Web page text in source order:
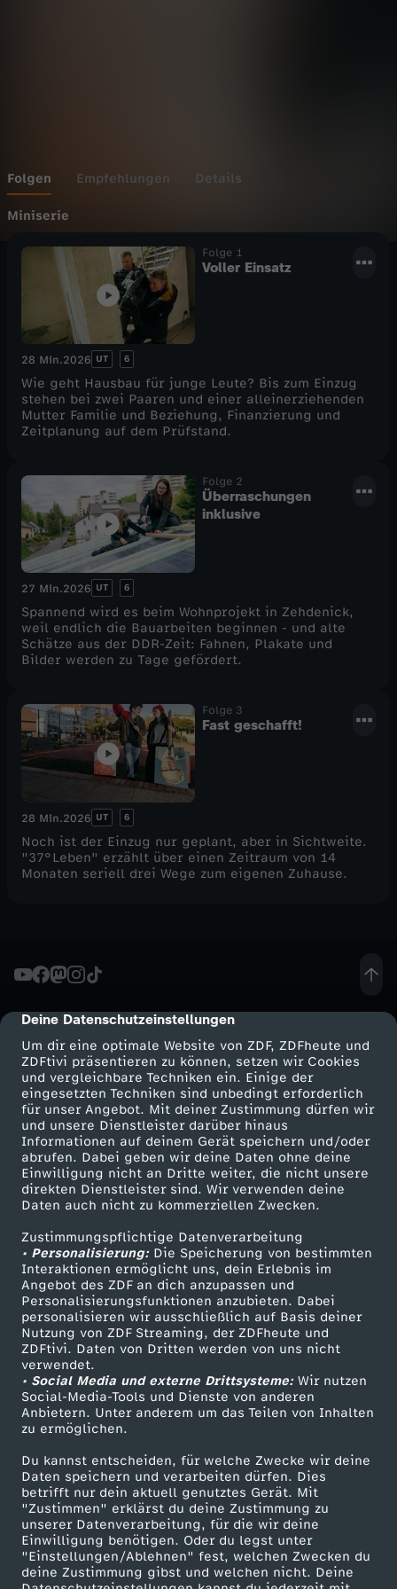
cmp-dialog-description
Deine Datenschutzeinstellungen
Um dir eine optimale Website von ZDF, ZDFheute und
ZDFtivi präsentieren zu können, setzen wir Cookies
und vergleichbare Techniken ein. Einige der
eingesetzten Techniken sind unbedingt erforderlich
für unser Angebot. Mit deiner Zustimmung dürfen wir
und unsere Dienstleister darüber hinaus
Informationen auf deinem Gerät speichern und/oder
abrufen. Dabei geben wir deine Daten ohne deine
Einwilligung nicht an Dritte weiter, die nicht unsere
direkten Dienstleister sind. Wir verwenden deine
Daten auch nicht zu kommerziellen Zwecken.
Zustimmungspflichtige Datenverarbeitung
• Personalisierung:Die Speicherung von bestimmten
Interaktionen ermöglicht uns, dein Erlebnis im
Angebot des ZDF an dich anzupassen und
Personalisierungsfunktionen anzubieten. Dabei
personalisieren wir ausschließlich auf Basis deiner
Nutzung von ZDF Streaming, der ZDFheute und
ZDFtivi. Daten von Dritten werden von uns nicht
verwendet.
• Social Media und externe Drittsysteme:Wir nutzen
Social-Media-Tools und Dienste von anderen
Anbietern. Unter anderem um das Teilen von Inhalten
zu ermöglichen.
Du kannst entscheiden, für welche Zwecke wir deine
Daten speichern und verarbeiten dürfen. Dies
betrifft nur dein aktuell genutztes Gerät. Mit
"Zustimmen" erklärst du deine Zustimmung zu
unserer Datenverarbeitung, für die wir deine
Einwilligung benötigen. Oder du legst unter
"Einstellungen/Ablehnen" fest, welchen Zwecken du
deine Zustimmung gibst und welchen nicht. Deine
a
s
b
a
u
Folgen Empfehlungen Details
Miniserie
Folge 1
Voller Einsatz
28 Min.2026 UT 6
Wie geht Hausbau für junge Leute? Bis zum Einzug
stehen bei zwei Paaren und einer alleinerziehenden
Mutter Familie und Beziehung, Finanzierung und
Zeitplanung auf dem Prüfstand.
Folge 2
Überraschungen
inklusive
27 Min.2026 UT 6
Spannend wird es beim Wohnprojekt in Zehdenick,
weil endlich die Bauarbeiten beginnen - und alte
Schätze aus der DDR-Zeit: Fahnen, Plakate und
Bilder werden zu Tage gefördert.
Folge 3
Fast geschafft!
28 Min.2026 UT 6
Noch ist der Einzug nur geplant, aber in Sichtweite.
"37°Leben" erzählt über einen Zeitraum von 14
Monaten seriell drei Wege zum eigenen Zuhause.
Mehr ZDF
ZDF-Apps
Smart TV
ZDFtext
Livestreams
Sendungen A-Z
TV-Programm
Service
ZDFmitreden
Kontakt zum ZDF
Tickets
Zuschauerservice
Hilfe
ZDF Unternehmen
Karriere
ZDF goes Schule
Werbefernsehen
Mainzelmännchen